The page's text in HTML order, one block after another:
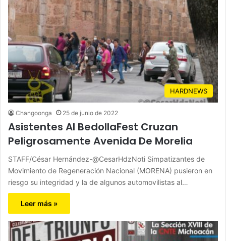
HARDNEWS
Changoonga 25 de junio de 2022
Asistentes Al BedollaFest Cruzan
Peligrosamente Avenida De Morelia
STAFF/César Hernández-@CesarHdzNoti Simpatizantes de
Movimiento de Regeneración Nacional (MORENA) pusieron en
riesgo su integridad y la de algunos automovilistas al…
Leer más »